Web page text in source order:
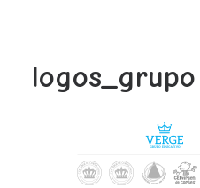
ACTUALIDAD Y REDES
SEARCH
logos_grupo